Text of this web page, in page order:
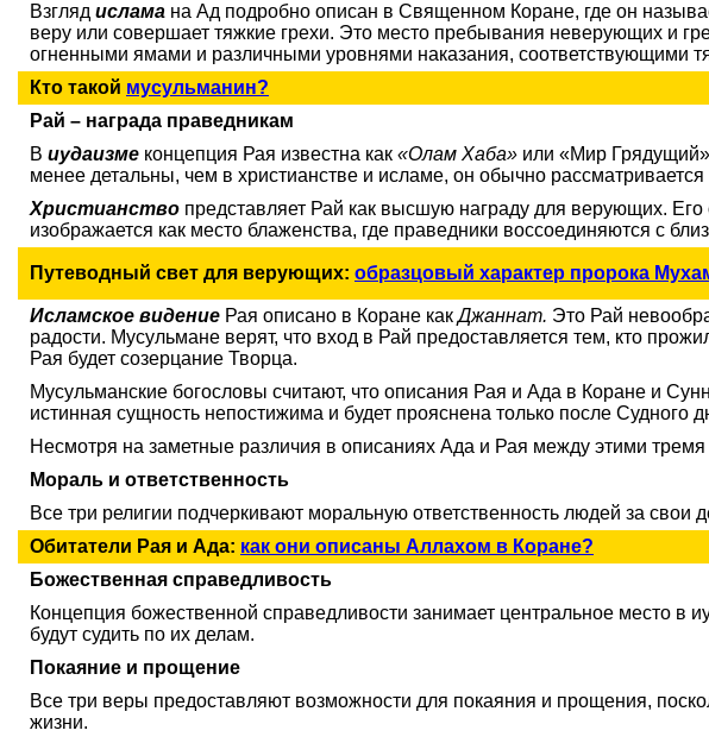
Взгляд ислама на Ад подробно описан в Священном Коране, где он
веру или совершает тяжкие грехи. Это место пребывания неверующих и
огненными ямами и различными уровнями наказания, соответствующими
Кто такой мусульманин?
Рай – награда праведникам
В иудаизме концепция Рая известна как «Олам Хаба» или «Мир
менее детальны, чем в христианстве и исламе, он обычно рассматривается
Христианство представляет Рай как высшую награду для верующих.
изображается как место блаженства, где праведники воссоединяются с
Путеводный свет для верующих:
Исламское видение Рая описано в Коране какДжаннат. Это Рай
радости. Мусульмане верят, что вход в Рай предоставляется тем, кто
Рая будет созерцание Творца.
Мусульманские богословы считают, что описания Рая и Ада в Коране и
истинная сущность непостижима и будет прояснена только после Судного
Несмотря на заметные различия в описаниях Ада и Рая между этими
Мораль и ответственность
Все три религии подчеркивают моральную ответственность людей за
Обитатели Рая и Ада: как они описаны Аллахом в Коране?
Божественная справедливость
Концепция божественной справедливости занимает центральное место в
будут судить по их делам.
Покаяние и прощение
Все три веры предоставляют возможности для покаяния и прощения,
жизни.